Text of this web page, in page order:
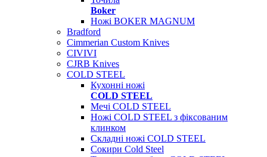
Boker
Ножі BOKER MAGNUM
Bradford
Cimmerian Custom Knives
CIVIVI
CJRB Knives
COLD STEEL
Кухонні ножі
COLD STEEL
Мечі COLD STEEL
Ножі COLD STEEL з фіксованим
клинком
Складні ножі COLD STEEL
Сокири Cold Steel